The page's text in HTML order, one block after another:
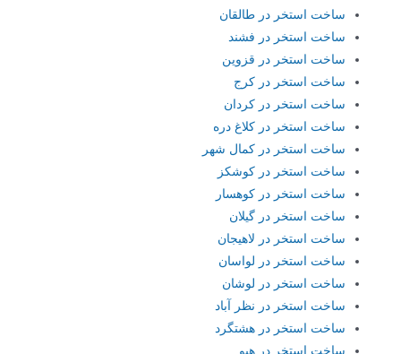
ساخت استخر در طالقان
ساخت استخر در فشند
ساخت استخر در قزوین
ساخت استخر در کرج
ساخت استخر در کردان
ساخت استخر در کلاغ دره
ساخت استخر در کمال شهر
ساخت استخر در کوشکز
ساخت استخر در کوهسار
ساخت استخر در گیلان
ساخت استخر در لاهیجان
ساخت استخر در لواسان
ساخت استخر در لوشان
ساخت استخر در نظر آباد
ساخت استخر در هشتگرد
ساخت استخر در هیو